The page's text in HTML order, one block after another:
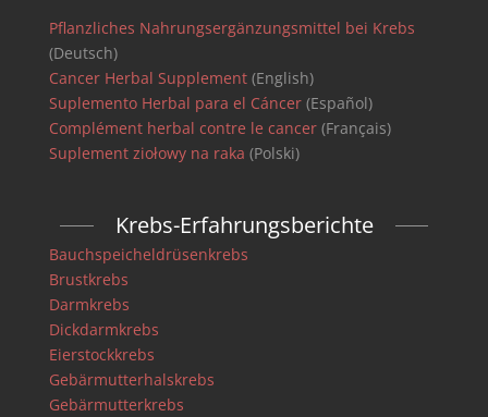
Pflanzliches Nahrungsergänzungsmittel bei Krebs
(Deutsch)
Cancer Herbal Supplement(English)
Suplemento Herbal para el Cáncer(Español)
Complément herbal contre le cancer(Français)
Suplement ziołowy na raka (Polski)
Krebs-Erfahrungsberichte
Bauchspeicheldrüsenkrebs
Brustkrebs
Darmkrebs
Dickdarmkrebs
Eierstockkrebs
Gebärmutterhalskrebs
Gebärmutterkrebs